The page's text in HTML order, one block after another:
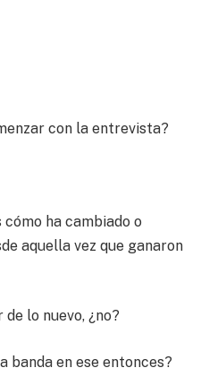
con la entrevista?
ha cambiado o
aquella vez que ganaron
lo nuevo, ¿no?
banda en ese entonces?